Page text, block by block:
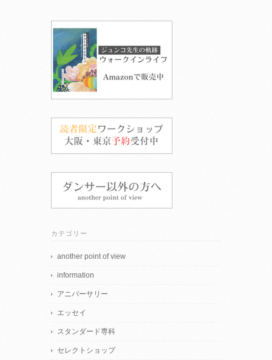
カテゴリー
another point of view
information
アニバーサリー
エッセイ
スタンダード専科
セレクトショップ